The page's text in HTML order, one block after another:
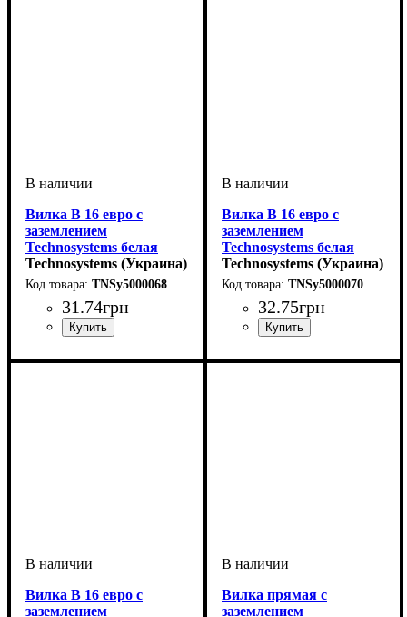
Вилка В 16 евро с
заземлением
Technosystems белая
прямая 10А
TNSy5000068
Technosystems (Украина)
TNSy5000068
31.74грн
Вилка В 16 евро с
заземлением
Technosystems белая
угловая кольцевая 10А
TNSy5000070
Technosystems (Украина)
TNSy5000070
32.75грн
Вилка В 16 евро с
заземлением
Вилка прямая с
заземлением